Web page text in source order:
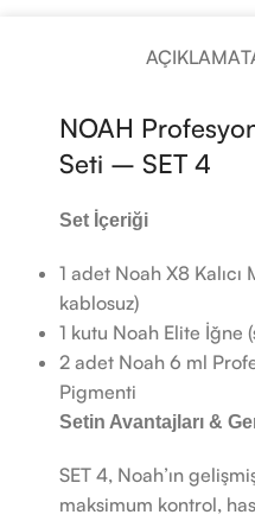
AÇIKLAMA
NOAH
Seti – SET 4
Set İçeriği
1 adet Noah X8 Kalıcı
kablosuz)
1 kutu Noah Elite İğne
2 adet Noah 6 ml
Pigmenti
Setin Avantajları &
SET 4, Noah’ın
maksimum kontrol,